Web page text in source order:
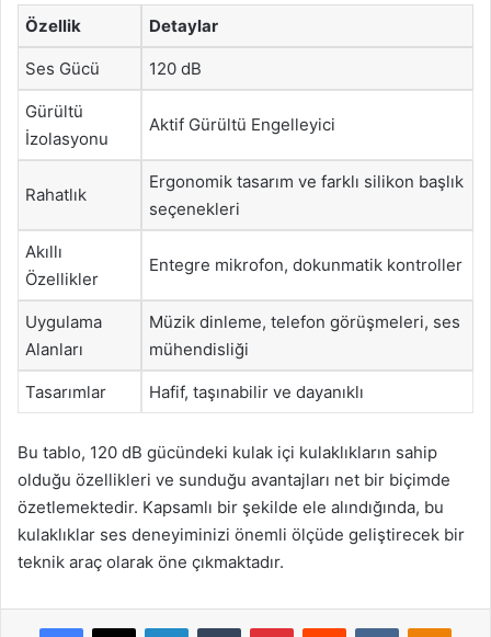
Özellik Detaylar
Ses Gücü 120 dB
Gürültü
İzolasyonu
Aktif Gürültü Engelleyici
Rahatlık
Ergonomik tasarım ve farklı silikon başlık
seçenekleri
Akıllı
Özellikler
Entegre mikrofon, dokunmatik kontroller
Uygulama
Alanları
Müzik dinleme, telefon görüşmeleri, ses
mühendisliği
Tasarımlar Hafif, taşınabilir ve dayanıklı
Bu tablo, 120 dB gücündeki kulak içi kulaklıkların sahip
olduğu özellikleri ve sunduğu avantajları net bir biçimde
özetlemektedir. Kapsamlı bir şekilde ele alındığında, bu
kulaklıklar ses deneyiminizi önemli ölçüde geliştirecek bir
teknik araç olarak öne çıkmaktadır.
Facebook
X LinkedInTumblr PinterestReddit VKontakte